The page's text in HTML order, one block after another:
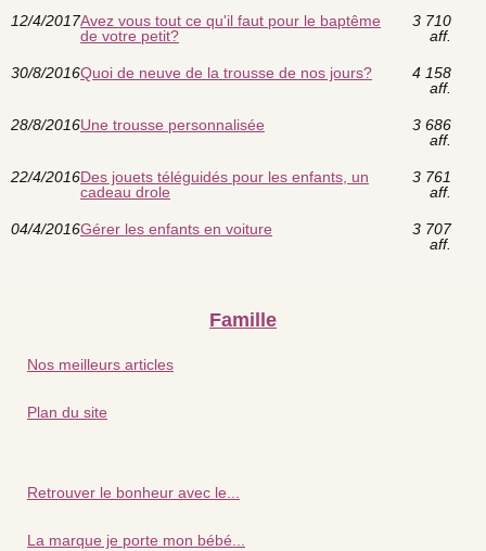
12/4/2017Avez vous tout ce qu'il faut pour le baptême
de votre petit?
3 710
aff.
30/8/2016Quoi de neuve de la trousse de nos jours?
4 158
aff.
28/8/2016Une trousse personnalisée
3 686
aff.
22/4/2016Des jouets téléguidés pour les enfants, un
cadeau drole
3 761
aff.
04/4/2016Gérer les enfants en voiture
3 707
aff.
Famille
Nos meilleurs articles
Plan du site
Retrouver le bonheur avec le...
La marque je porte mon bébé...